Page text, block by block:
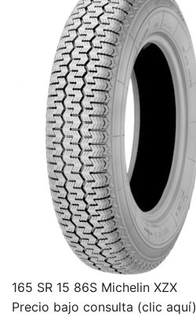
165 SR 15 86S Michelin XZX
Precio bajo consulta (clic aquí)